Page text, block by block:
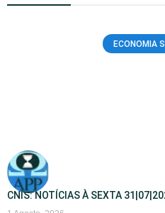
ECONOMIA
CNIS: NOTÍCIAS À SEXTA